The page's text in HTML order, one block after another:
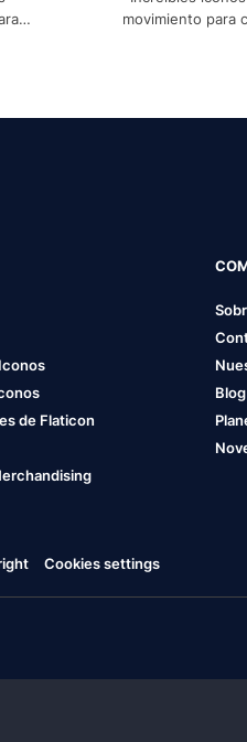
movimiento para
de Flaticon
Blog
Cookies settings